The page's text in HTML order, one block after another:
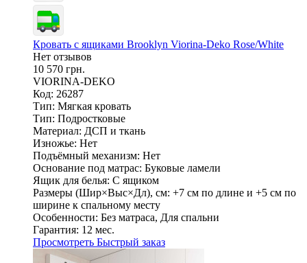
Кровать с ящиками Brooklyn Viorina-Deko Rose/White
Нет отзывов
10 570 грн.
VIORINA-DEKO
Код: 26287
Тип: Мягкая кровать
Тип: Подростковые
Материал: ДСП и ткань
Изножье: Нет
Подъёмный механизм: Нет
Основание под матрас: Буковые ламели
Ящик для белья: С ящиком
Размеры (Шир×Выс×Дл), см: +7 см по длине и +5 см по
ширине к спальному месту
Особенности: Без матраса, Для спальни
Гарантия: 12 мес.
Просмотреть Быстрый заказ